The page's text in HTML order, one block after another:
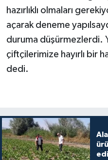
hazırlıklı olmaları
açarak deneme
duruma düşürmezlerdi.
çiftçilerimize hayırlı bir
dedi.